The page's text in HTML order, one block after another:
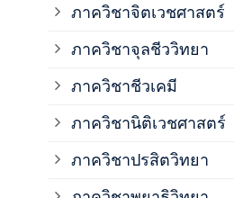
ภาควิชาจิตเวชศาสตร์
ภาควิชาจุลชีววิทยา
ภาควิชาชีวเคมี
ภาควิชานิติเวชศาสตร์
ภาควิชาปรสิตวิทยา